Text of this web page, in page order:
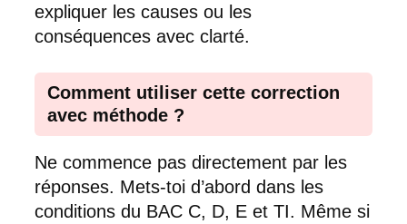
expliquer les causes ou les
conséquences avec clarté.
Comment utiliser cette correction
avec méthode ?
Ne commence pas directement par les
réponses. Mets-toi d’abord dans les
conditions du BAC C, D, E et TI. Même si